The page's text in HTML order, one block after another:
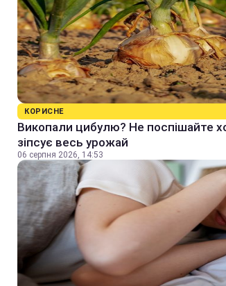
КОРИСНЕ
Викопали цибулю? Не поспішайте
зіпсує весь урожай
06 серпня 2026, 14:53